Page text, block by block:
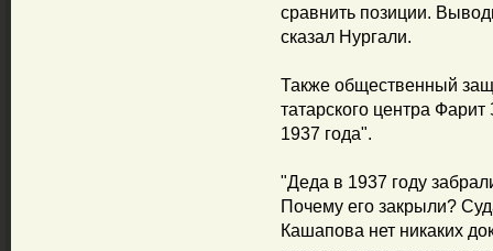
сравнить позиции.
сказал Нургали.
Также общественный
татарского центра
1937 года".
"Деда в 1937 году
Почему его закрыли?
Кашапова нет никаких